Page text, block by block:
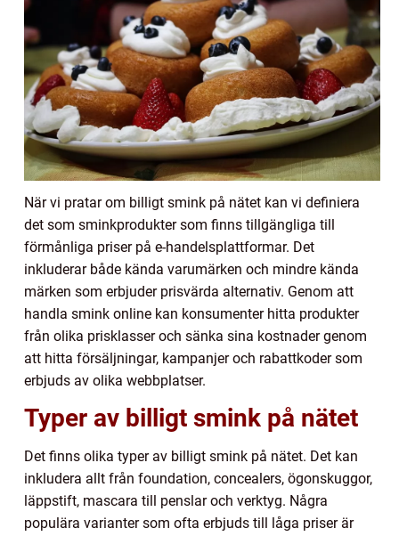
När vi pratar om billigt smink på nätet kan vi definiera
det som sminkprodukter som finns tillgängliga till
förmånliga priser på e-handelsplattformar. Det
inkluderar både kända varumärken och mindre kända
märken som erbjuder prisvärda alternativ. Genom att
handla smink online kan konsumenter hitta produkter
från olika prisklasser och sänka sina kostnader genom
att hitta försäljningar, kampanjer och rabattkoder som
erbjuds av olika webbplatser.
Typer av billigt smink på nätet
Det finns olika typer av billigt smink på nätet. Det kan
inkludera allt från foundation, concealers, ögonskuggor,
läppstift, mascara till penslar och verktyg. Några
populära varianter som ofta erbjuds till låga priser är